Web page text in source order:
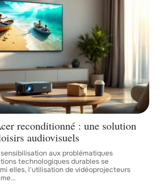
reconditionné : une solution
audiovisuels
aux problématiques
technologiques durables se
elles, l'utilisation de vidéoprojecteurs
…